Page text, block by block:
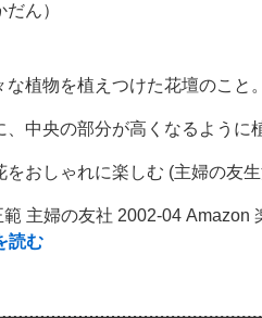
ん）
植物を植えつけた花壇のこと。
中央の部分が高くなるように
おしゃれに楽しむ (主婦の友
主婦の友社 2002-04 Amazon
読む